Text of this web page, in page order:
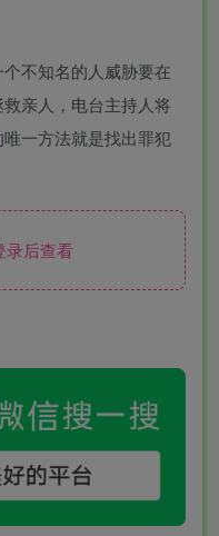
不知名的人威胁要在
亲人，电台主持人将
一方法就是找出罪犯
录后查看